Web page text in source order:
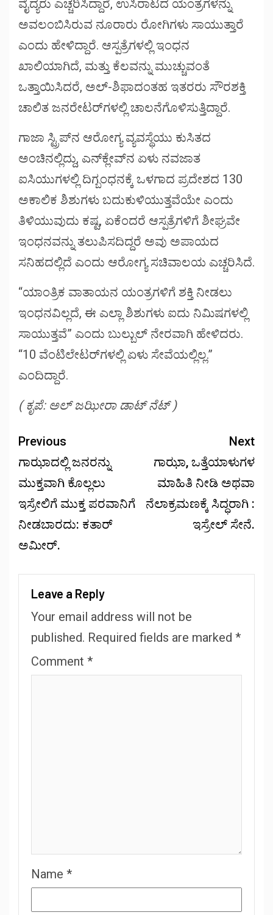
ವೈದ್ಯರು ಎಚ್ಚರಿಸಿದ್ದಾರೆ, ಉಸಿರಾಟದ ಯಂತ್ರಗಳನ್ನು
ಅವಲಂಬಿಸಿರುವ ನೂರಾರು ರೋಗಿಗಳು ಸಾಯುತ್ತಾರೆ
ಎಂದು ಹೇಳಿದ್ದಾರೆ. ಆಸ್ಪತ್ರೆಗಳಲ್ಲಿ ಇಂಧನ
ಖಾಲಿಯಾಗಿದೆ, ಮತ್ತು ಕೆಲವನ್ನು ಮುಚ್ಚುವಂತೆ
ಒತ್ತಾಯಿಸಿದರೆ, ಅಲ್-ಶಿಫಾದಂತಹ ಇತರರು ಸೌರಶಕ್ತಿ
ಚಾಲಿತ ಜನರೇಟರ್‌ಗಳಲ್ಲಿ ಚಾಲನೆಗೊಳಿಸುತ್ತಿದ್ದಾರೆ.
ಗಾಜಾ ಸ್ಟ್ರಿಪ್‌ನ ಆರೋಗ್ಯ ವ್ಯವಸ್ಥೆಯು ಕುಸಿತದ
ಅಂಚಿನಲ್ಲಿದ್ದು, ಎನ್‌ಕ್ಲೇವ್‌ನ ಏಳು ನವಜಾತ
ಐಸಿಯುಗಳಲ್ಲಿ ದಿಗ್ಬಂಧನಕ್ಕೆ ಒಳಗಾದ ಪ್ರದೇಶದ 130
ಅಕಾಲಿಕ ಶಿಶುಗಳು ಬದುಕುಳಿಯುತ್ತವೆಯೇ ಎಂದು
ತಿಳಿಯುವುದು ಕಷ್ಟ, ಏಕೆಂದರೆ ಆಸ್ಪತ್ರೆಗಳಿಗೆ ಶೀಘ್ರವೇ
ಇಂಧನವನ್ನು ತಲುಪಿಸದಿದ್ದರೆ ಅವು ಅಪಾಯದ
ಸನಿಹದಲ್ಲಿದೆ ಎಂದು ಆರೋಗ್ಯ ಸಚಿವಾಲಯ ಎಚ್ಚರಿಸಿದೆ.
“ಯಾಂತ್ರಿಕ ವಾತಾಯನ ಯಂತ್ರಗಳಿಗೆ ಶಕ್ತಿ ನೀಡಲು
ಇಂಧನವಿಲ್ಲದೆ, ಈ ಎಲ್ಲಾ ಶಿಶುಗಳು ಐದು ನಿಮಿಷಗಳಲ್ಲಿ
ಸಾಯುತ್ತವೆ” ಎಂದು ಬುಲ್ಬುಲ್ ನೇರವಾಗಿ ಹೇಳಿದರು.
“10 ವೆಂಟಿಲೇಟರ್‌ಗಳಲ್ಲಿ ಏಳು ಸೇವೆಯಲ್ಲಿಲ್ಲ.”
ಎಂದಿದ್ದಾರೆ.
( ಕೃಪೆ: ಅಲ್ ಜಝೀರಾ ಡಾಟ್ ನೆಟ್ )
Previous
ಗಾಝಾದಲ್ಲಿ ಜನರನ್ನು
ಮುಕ್ತವಾಗಿ ಕೊಲ್ಲಲು
ಇಸ್ರೇಲಿಗೆ ಮುಕ್ತ ಪರವಾನಿಗೆ
ನೀಡಬಾರದು: ಕತಾರ್
ಅಮೀರ್.
Next
ಗಾಝಾ, ಒತ್ತೆಯಾಳುಗಳ
ಮಾಹಿತಿ ನೀಡಿ ಅಥವಾ
ನೆಲಾಕ್ರಮಣಕ್ಕೆ ಸಿದ್ಧರಾಗಿ :
ಇಸ್ರೇಲ್ ಸೇನೆ.
Leave a Reply
Your email address will not be
published. Required fields are marked *
Comment *
Name *